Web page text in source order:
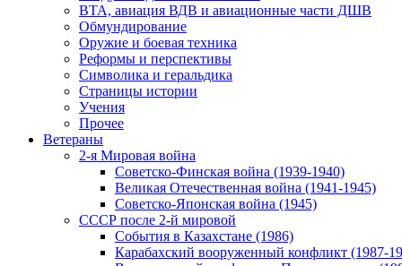
ВТА, авиация ВДВ и авиационные части ДШВ
Обмундирование
Оружие и боевая техника
Реформы и перспективы
Символика и геральдика
Страницы истории
Учения
Прочее
Ветераны
2-я Мировая война
Советско-Финская война (1939-1940)
Великая Отечественная война (1941-1945)
Советско-Японская война (1945)
СССР после 2-й мировой
События в Казахстане (1986)
Карабахский вооруженный конфликт (1987-